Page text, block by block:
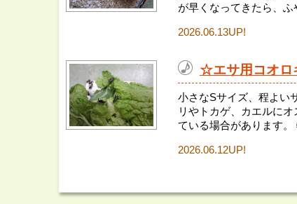
が早くなってきたら、
2026.06.13UP!
☆エサ用コオロ
小さなSサイズ、程よい
リやトカゲ、カエルに
ている場合があります
2026.06.12UP!